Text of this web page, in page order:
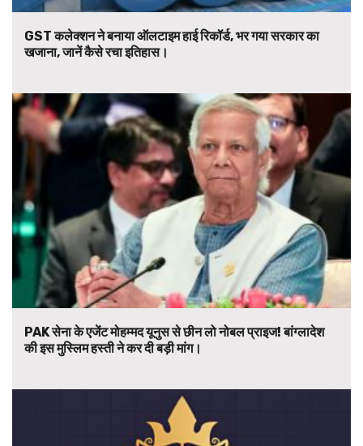
GST कलेक्शन ने बनाया ऑलटाइम हाई रिकॉर्ड, भर गया सरकार का
खजाना, जानें कैसे रचा इतिहास।
PAK सेना के एजेंट मोहम्मद यूनुस से छीन लो नोबल प्राइज! बांग्लादेश
की इस मुस्लिम हस्ती ने कर दी बड़ी मांग।